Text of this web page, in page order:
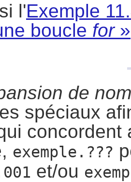
l'Exemple
boucle for»
de
spéciaux
concordent
exemple.???
et/ou